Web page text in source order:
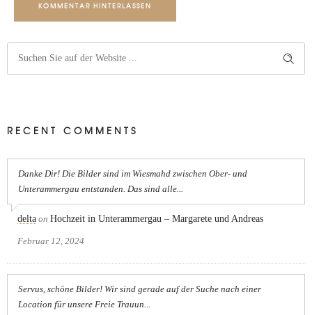
KOMMENTAR HINTERLASSEN
RECENT COMMENTS
Danke Dir! Die Bilder sind im Wiesmahd zwischen Ober- und
Unterammergau entstanden. Das sind alle...
delta on Hochzeit in Unterammergau – Margarete und Andreas
Februar 12, 2024
Servus, schöne Bilder! Wir sind gerade auf der Suche nach einer
Location für unsere Freie Trauun...